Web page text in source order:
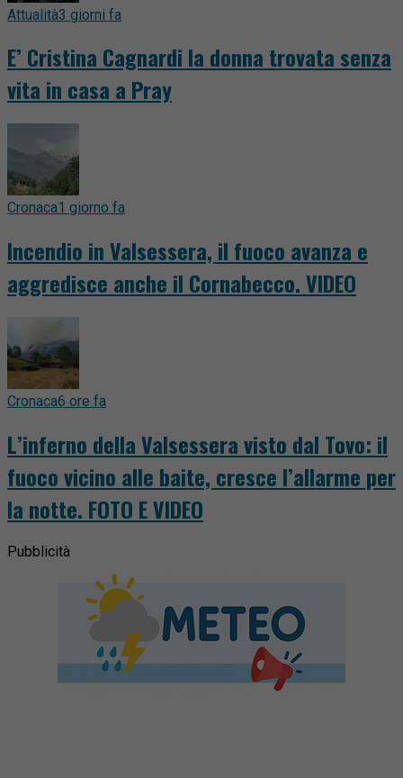
Attualità3 giorni fa
E’ Cristina Cagnardi la donna trovata senza
vita in casa a Pray
Cronaca1 giorno fa
Incendio in Valsessera, il fuoco avanza e
aggredisce anche il Cornabecco. VIDEO
Cronaca6 ore fa
L’inferno della Valsessera visto dal Tovo: il
fuoco vicino alle baite, cresce l’allarme per
la notte. FOTO E VIDEO
Pubblicità